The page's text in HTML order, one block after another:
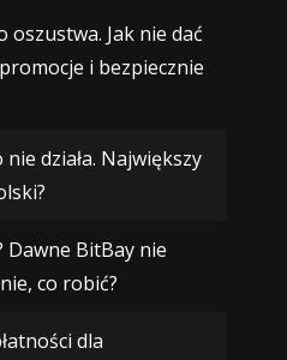
Jak nie dać
i bezpiecznie
działa. Największy
Dawne BitBay nie
co robić?
dla